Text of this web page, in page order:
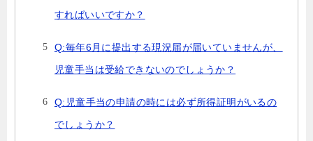
すればいいですか？
Q:毎年6月に提出する現況届が届いていませんが、
児童手当は受給できないのでしょうか？
Q:児童手当の申請の時には必ず所得証明がいるの
でしょうか？